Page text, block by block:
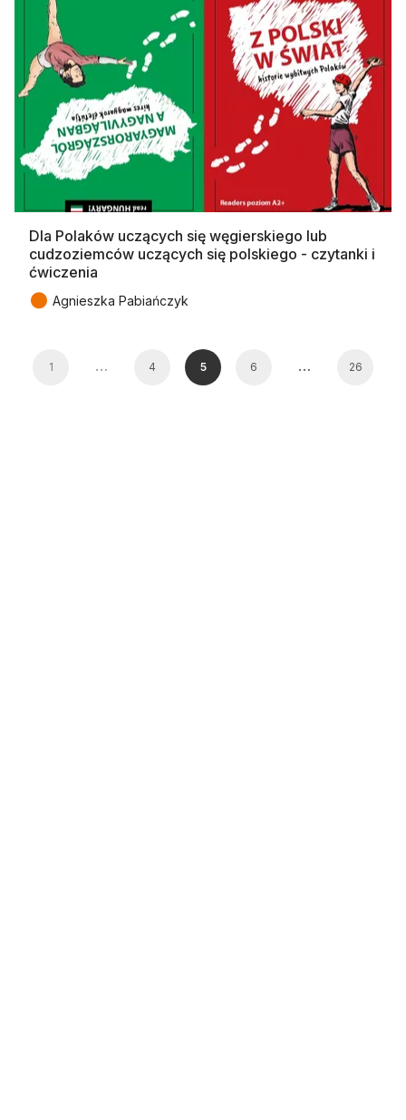
Dla Polaków uczących się węgierskiego lub
cudzoziemców uczących się polskiego - czytanki i
ćwiczenia
● Agnieszka Pabiańczyk
1 … 4 5 6 … 26